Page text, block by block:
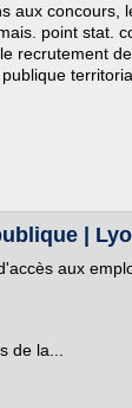
aux concours,
point stat.
recrutement
|
aux
de la...